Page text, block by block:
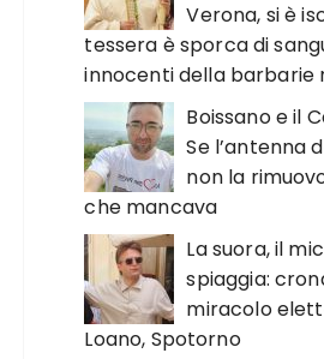
Verona, si è
tessera è sporca di
innocenti della barbarie
Boissano e il
Se l’antenna
non la
che mancava
La suora, il
spiaggia:
miracolo
Loano, Spotorno